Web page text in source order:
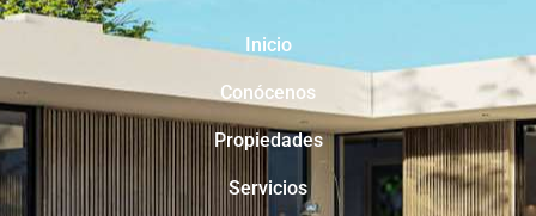
Inicio
Conócenos
Propiedades
Servicios